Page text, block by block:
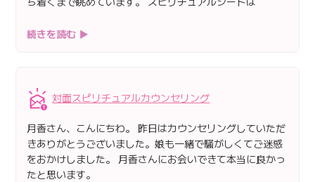
続きを読む ▶
対面スピリチュアルカウンセリング
月香さん、こんにちわ。 昨日はカウンセリングしていただ
きありがとうございました。娘も一緒で騒がしくてご迷惑
をおかけしました。 月香さんにお会いできて本当に良かっ
たと思います。